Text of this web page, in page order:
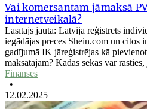
Vai komersantam jāmaksā
internetveikalā?
Lasītājs jautā: Latvijā reģistrēts
iegādājas preces Shein.com un citos
gadījumā IK jāreģistrējas kā
maksātājam? Kādas sekas var
Finanses
•
12.02.2025